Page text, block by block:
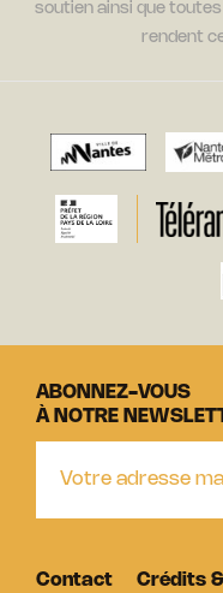
soutien ainsi que toutes
rendent
ABONNEZ-VOUS
À NOTRE
Contact Crédits